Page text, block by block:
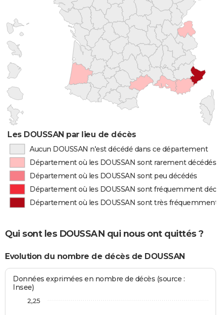
Les DOUSSAN par lieu de décès
Aucun DOUSSAN n'est décédé dans ce département
Département où les DOUSSAN sont rarement décédés
Département où les DOUSSAN sont peu décédés
Département où les DOUSSAN sont fréquemment
Département où les DOUSSAN sont très fréquemment
Qui sont les DOUSSAN qui nous ont quittés ?
Evolution du nombre de décès de DOUSSAN
Données exprimées en nombre de décès (source :
Insee)
2,25